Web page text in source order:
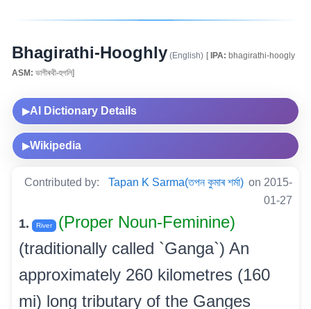
Bhagirathi-Hooghly (English) [IPA: bhagirathi-hoogly
ASM: ভাগীৰথী-হুগলি]
▶AI Dictionary Details
▶Wikipedia
Contributed by: Tapan K Sarma(তপন কুমাৰ শৰ্মা) on 2015-
01-27
1. River
(Proper Noun-Feminine)
(traditionally called `Ganga`) An
approximately 260 kilometres (160
mi) long tributary of the Ganges